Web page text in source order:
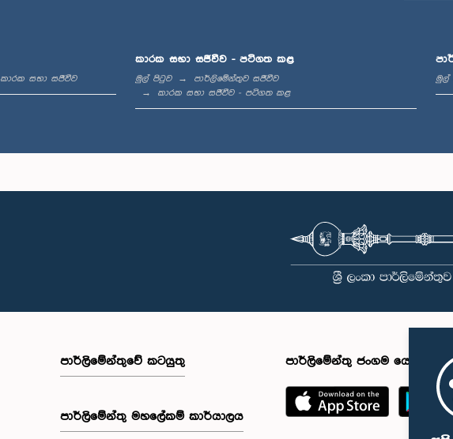
කාරක සභා සජීවීව
කාරක සභා සජීවීව - පටිගත කළ
මුල් පිටුව
පාර්ලිමේන්තුව සජීවීව
කාරක සභා සජීවීව - පටිගත කළ
මුල්
පාර්ලිමේන්තුවේ කටයුතු
පාර්ලිමේන්තු මහලේකම් කාර්යාලය
පාර්ලිමේන්තු ජංගම යෙදුම